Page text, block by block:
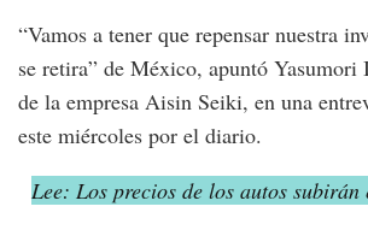
“Vamos a tener que repensar nuestra
se retira” de México, apuntó Yasumori
de la empresa Aisin Seiki, en una
este miércoles por el diario.
Lee: Los precios de los autos subirán